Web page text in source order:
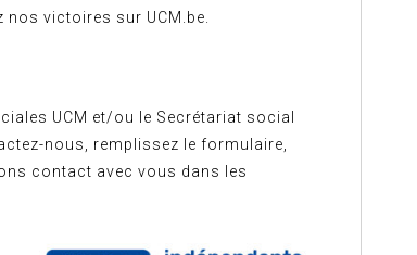
nos victoires sur UCM.be.
UCM et/ou le Secrétariat social
nous, remplissez le formulaire,
contact avec vous dans les